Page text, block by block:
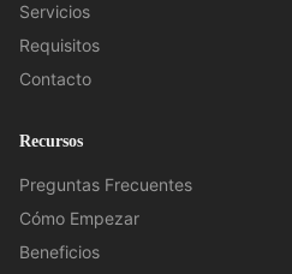
Servicios
Requisitos
Contacto
Recursos
Preguntas Frecuentes
Cómo Empezar
Beneficios